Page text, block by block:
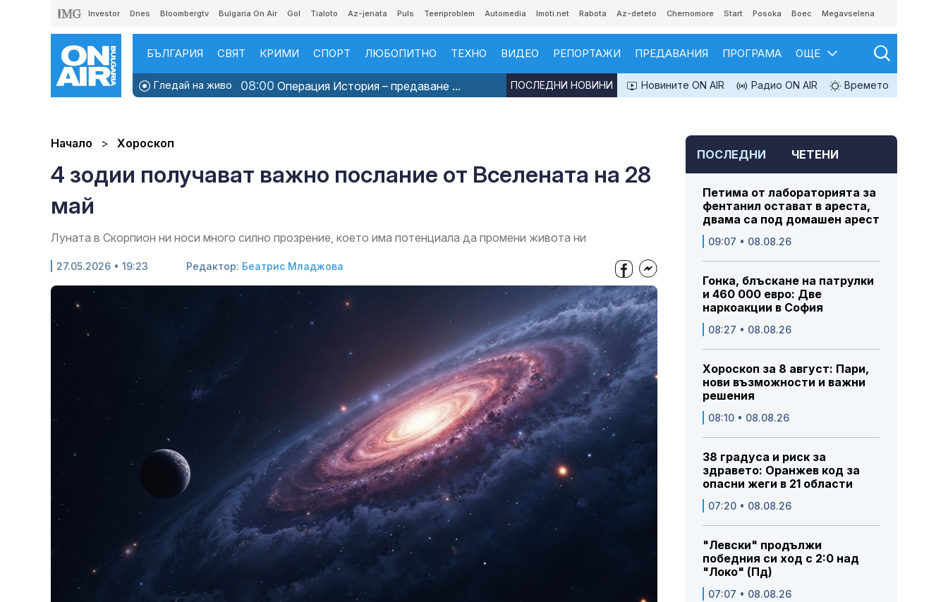
Investor Dnes Bloombergtv Bulgaria On Air Gol Tialoto Az-jenata Puls Teenproblem Automedia Imoti.net Rabota Az-deteto Chernomore Start Posoka Boec Megavselena
БЪЛГАРИЯ СВЯТ КРИМИ СПОРТ ЛЮБОПИТНО ТЕХНО ВИДЕО РЕПОРТАЖИ ПРЕДАВАНИЯ ПРОГРАМА ОЩЕ
Гледай на живо 08:00 Операция История – предаване ... Новините ON AIR Радио ON AIR Времето
ПОСЛЕДНИ НОВИНИ
Начало Хороскоп
4 зодии получават важно послание от Вселената на 28
май
Луната в Скорпион ни носи много силно прозрение, което има потенциала да промени живота ни
27.05.2026 • 19:23 Редактор: Беатрис Младжова
ПОСЛЕДНИ ЧЕТЕНИ
Петима от лабораторията за
фентанил остават в ареста,
двама са под домашен арест
09:07 • 08.08.26
Гонка, блъскане на патрулки
и 460 000 евро: Две
наркоакции в София
08:27 • 08.08.26
Хороскоп за 8 август: Пари,
нови възможности и важни
решения
08:10 • 08.08.26
38 градуса и риск за
здравето: Оранжев код за
опасни жеги в 21 области
07:20 • 08.08.26
"Левски" продължи
победния си ход с 2:0 над
"Локо" (Пд)
07:07 • 08.08.26